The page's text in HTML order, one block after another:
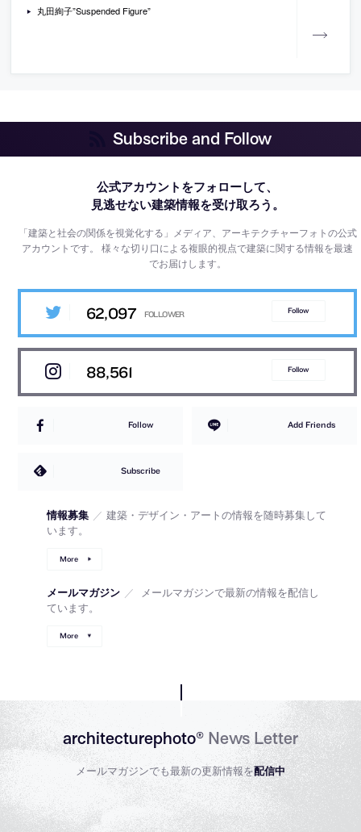
丸田絢子”Suspended Figure”
Subscribe and Follow
公式アカウントをフォローして、
見逃せない建築情報を受け取ろう。
「建築と社会の関係を視覚化する」メディア、アーキテクチャーフォトの公式
アカウントです。様々な切り口による複眼的視点で建築に関する情報を最速
でお届けします。
62,097 Follow
88,561 Follow
Follow Add Friends
Subscribe
情報募集 ／ 建築・デザイン・アートの情報を随時募集して
います。
More
メールマガジン ／
メールマガジンで最新の情報を配信し
ています。
More
architecturephoto®News Letter
メールマガジンでも最新の更新情報を配信中